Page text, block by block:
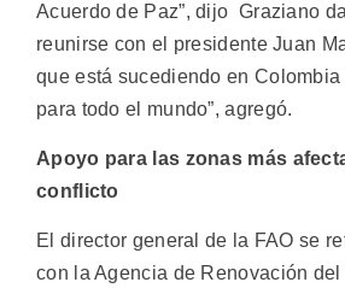
Acuerdo de Paz”, dijo Graziano
reunirse con el presidente Juan
que está sucediendo en
para todo el mundo”, agregó.
Apoyo para las zonas más
conflicto
El director general de la FAO se
con la Agencia de Renovación del